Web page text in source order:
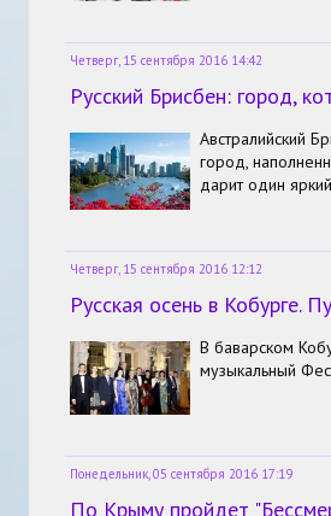
Четверг, 15 сентября 2016 14:42
Русский Брисбен: город,
Австралийский
город,
дарит один
Четверг, 15 сентября 2016 12:12
Русская осень в Кобурге.
В баварском
музыкальный
Понедельник, 05 сентября 2016 17:19
По Крыму пройдет